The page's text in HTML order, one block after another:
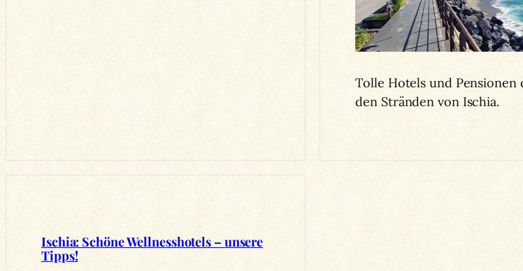
Tolle Hotels und Pensionen
den Stränden von Ischia.
Ischia: Schöne Wellnesshotels – unsere
Tipps!